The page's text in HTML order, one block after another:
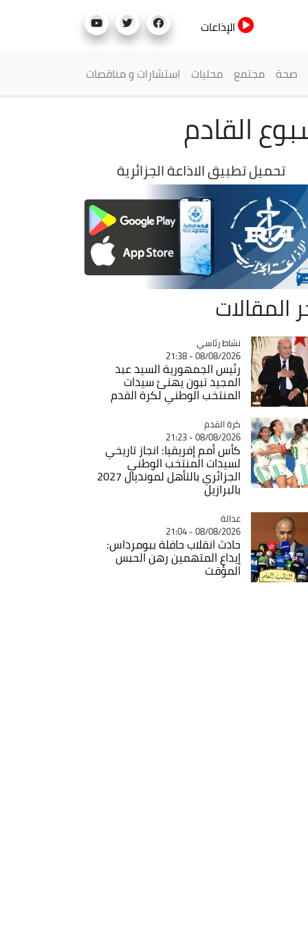
الإذاعات
صحة مجتمع محليات استشارات و مناقصات
القادم
تحميل تطبيق الاذاعة الجزائرية
المقالات
Catégorie
نشاط رئاسي
08/08/2026 - 21:38
رئيس الجمهورية السيد عبد
المجيد تبون يهنئ سيدات
المنتخب الوطني لكرة القدم
Catégorie
كرة القدم
08/08/2026 - 21:23
كأس أمم إفريقيا: انجاز تاريخي
لسيدات المنتخب الوطني
الجزائري بالتأهل لمونديال 2027
بالبرازيل
Catégorie
عدالة
08/08/2026 - 21:04
حادث انقلاب حافلة ببومرداس:
إيداع المتهمين رهن الحبس
المؤقت